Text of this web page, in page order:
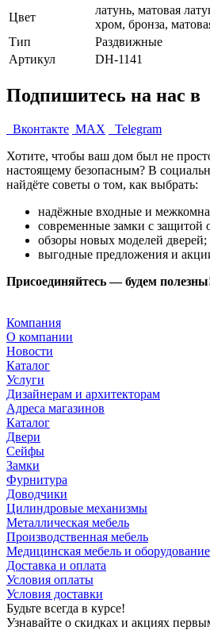
Цвет
латунь, матовая
хром, бронза,
Тип
Раздвижные
Артикул
DH-1141
Подпишитесь на нас в
Вконтакте MAX
Telegram
Хотите, чтобы ваш дом был не
настоящему безопасным? В
найдёте советы о том, как выбрать:
надёжные входные и
современные замки с защитой
обзоры новых моделей дверей;
выгодные предложения и
Присоединяйтесь — будем
Компания
О компании
Новости
Каталог
Услуги
Дизайнерам и архитекторам
Адреса магазинов
Каталог
Двери
Сейфы
Замки
Фурнитура
Доводчики
Цилиндровые механизмы
Металлическая мебель
Производственная мебель
Медицинская мебель и оборудование
Доставка и оплата
Условия оплаты
Условия доставки
Будьте всегда в курсе!
Узнавайте о скидках и акциях